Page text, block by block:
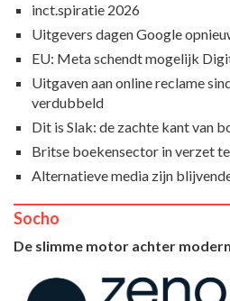
inct.spiratie 2026
Uitgevers dagen Google
EU: Meta schendt mogelijk
Uitgaven aan online reclame
verdubbeld
Dit is Slak: de zachte kant van
Britse boekensector in verzet
Alternatieve media zijn
Socho
De slimme motor achter